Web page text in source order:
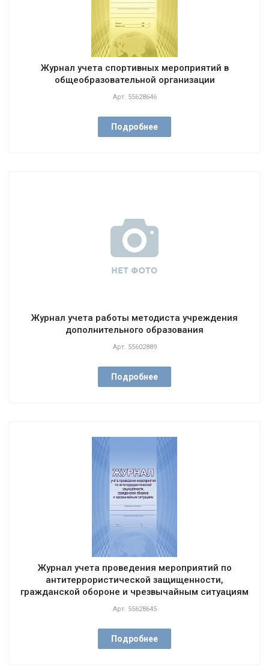
Журнал учета спортивных мероприятий в
общеобразовательной организации
Арт. 55628646
Подробнее
Журнал учета работы методиста учреждения
дополнительного образования
Арт. 55602889
Подробнее
Журнал учета проведения мероприятий по
антитеррористической защищенности,
гражданской обороне и чрезвычайным ситуациям
Арт. 55628645
Подробнее